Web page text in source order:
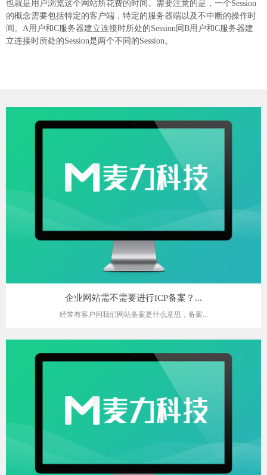
也就是用户浏览这个网站所花费的时间。需要注意的是，一个Session
的概念需要包括特定的客户端，特定的服务器端以及不中断的操作时
间。A用户和C服务器建立连接时所处的Session同B用户和C服务器建
立连接时所处的Session是两个不同的Session。
企业网站需不需要进行ICP备案？...
经常有客户问我们网站备案是什么意思，备案...